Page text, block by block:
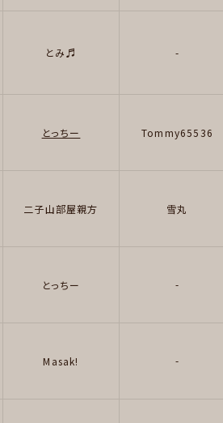
とみ♬ -
とっちー Tommy65536
二子山部屋親方 雪丸
とっちー -
Masak! -